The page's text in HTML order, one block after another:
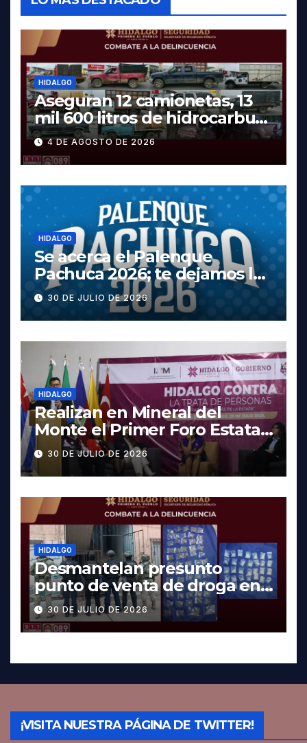
HIDALGO
Aseguran 12 camionetas, 13
mil 600 litros de hidrocarburo
y dos vehículos robados en
Tula
4 DE AGOSTO DE 2026
HIDALGO
Se acerca el Palenque
Pachuca 2026; te dejamos la
cartelera completa, las
fechas y los precios
30 DE JULIO DE 2026
HIDALGO
Realizan en Mineral del
Monte el Primer Foro Estatal
contra la Trata de Personas
30 DE JULIO DE 2026
HIDALGO
Desmantelan presunto
punto de venta de droga en
Pachuca; hay dos detenidos
30 DE JULIO DE 2026
¡VISITA NUESTRA PÁGINA DE TWITTER!